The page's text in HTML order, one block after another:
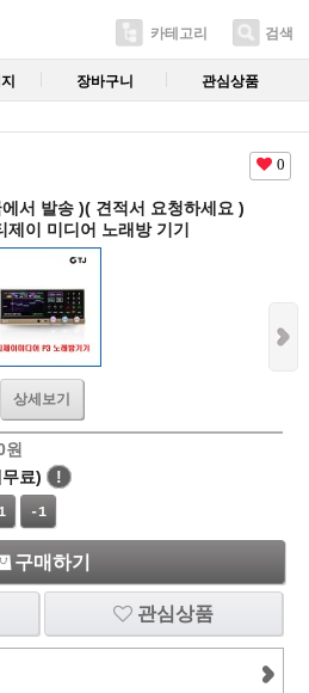
카테고리 검색
장바구니 관심상품
0
서 발송 )( 견적서 요청하세요 )
이 미디어 노래방 기기
상세보기
원
료)
!
-1
구매하기
관심상품